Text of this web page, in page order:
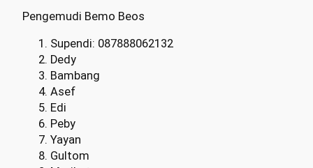
Pengemudi Bemo Beos
Supendi: 087888062132
Dedy
Bambang
Asef
Edi
Peby
Yayan
Gultom